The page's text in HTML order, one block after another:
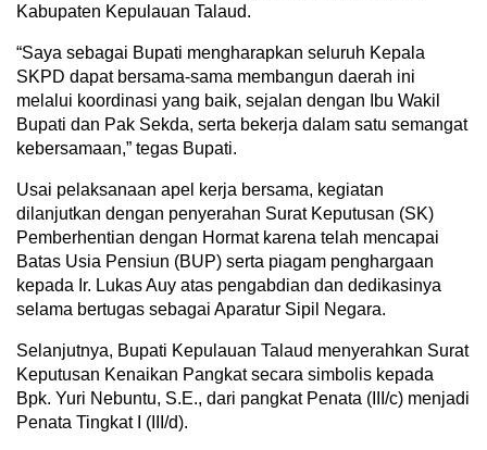
Kabupaten Kepulauan Talaud.
“Saya sebagai Bupati mengharapkan seluruh Kepala
SKPD dapat bersama-sama membangun daerah ini
melalui koordinasi yang baik, sejalan dengan Ibu Wakil
Bupati dan Pak Sekda, serta bekerja dalam satu semangat
kebersamaan,” tegas Bupati.
Usai pelaksanaan apel kerja bersama, kegiatan
dilanjutkan dengan penyerahan Surat Keputusan (SK)
Pemberhentian dengan Hormat karena telah mencapai
Batas Usia Pensiun (BUP) serta piagam penghargaan
kepada Ir. Lukas Auy atas pengabdian dan dedikasinya
selama bertugas sebagai Aparatur Sipil Negara.
Selanjutnya, Bupati Kepulauan Talaud menyerahkan Surat
Keputusan Kenaikan Pangkat secara simbolis kepada
Bpk. Yuri Nebuntu, S.E., dari pangkat Penata (III/c) menjadi
Penata Tingkat I (III/d).